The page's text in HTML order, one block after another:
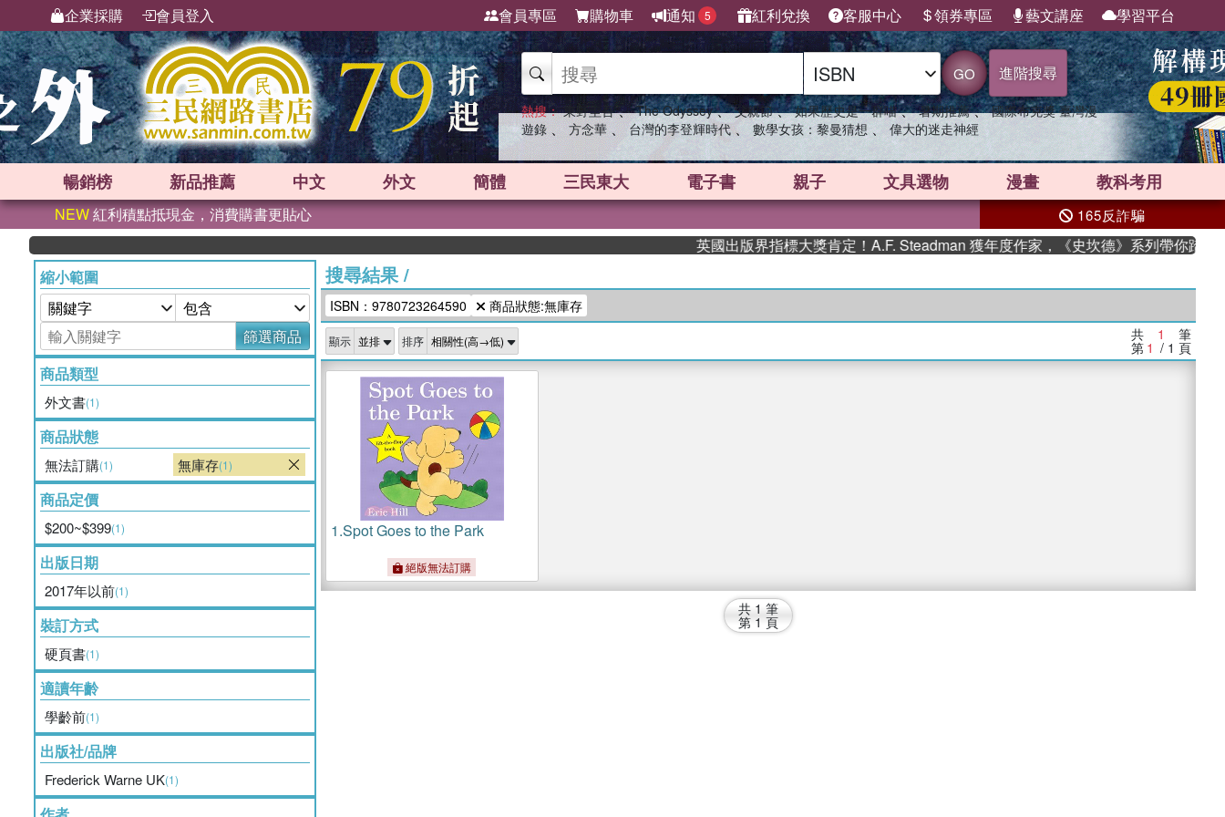
企業採購 會員登入 會員專區 購物車 通知 5 紅利兌換 客服中心 領券專區 藝文講座 學習平台
GO 進階搜尋
熱搜： 東野圭吾 、 The Odyssey 、 父親節 、 如果歷史是一群喵 、 暑期推薦 、 國際布克獎 臺灣漫
遊錄 、 方念華 、 台灣的李登輝時代 、 數學女孩：黎曼猜想 、 偉大的迷走神經
暢銷榜 新品推薦 中文 外文 簡體 三民東大 電子書 親子 文具選物 漫畫 教科考用
NEW紅利積點抵現金，消費購書更貼心 165反詐騙
英國出版界指標大獎肯定！A.F. Steadman 獲年度作家，《史坎德》系列帶你踏上熱
縮小範圍
篩選商品
商品類型
外文書(1)
商品狀態
無法訂購(1) 無庫存(1)
商品定價
$200~$399(1)
出版日期
2017年以前(1)
裝訂方式
硬頁書(1)
適讀年齡
學齡前(1)
出版社/品牌
Frederick Warne UK(1)
搜尋結果/
ISBN：9780723264590 商品狀態:無庫存
顯示 排序 共 1 筆
第 1 / 1 頁
1.Spot Goes to the Park
絕版無法訂購
共 1 筆
第 1 頁